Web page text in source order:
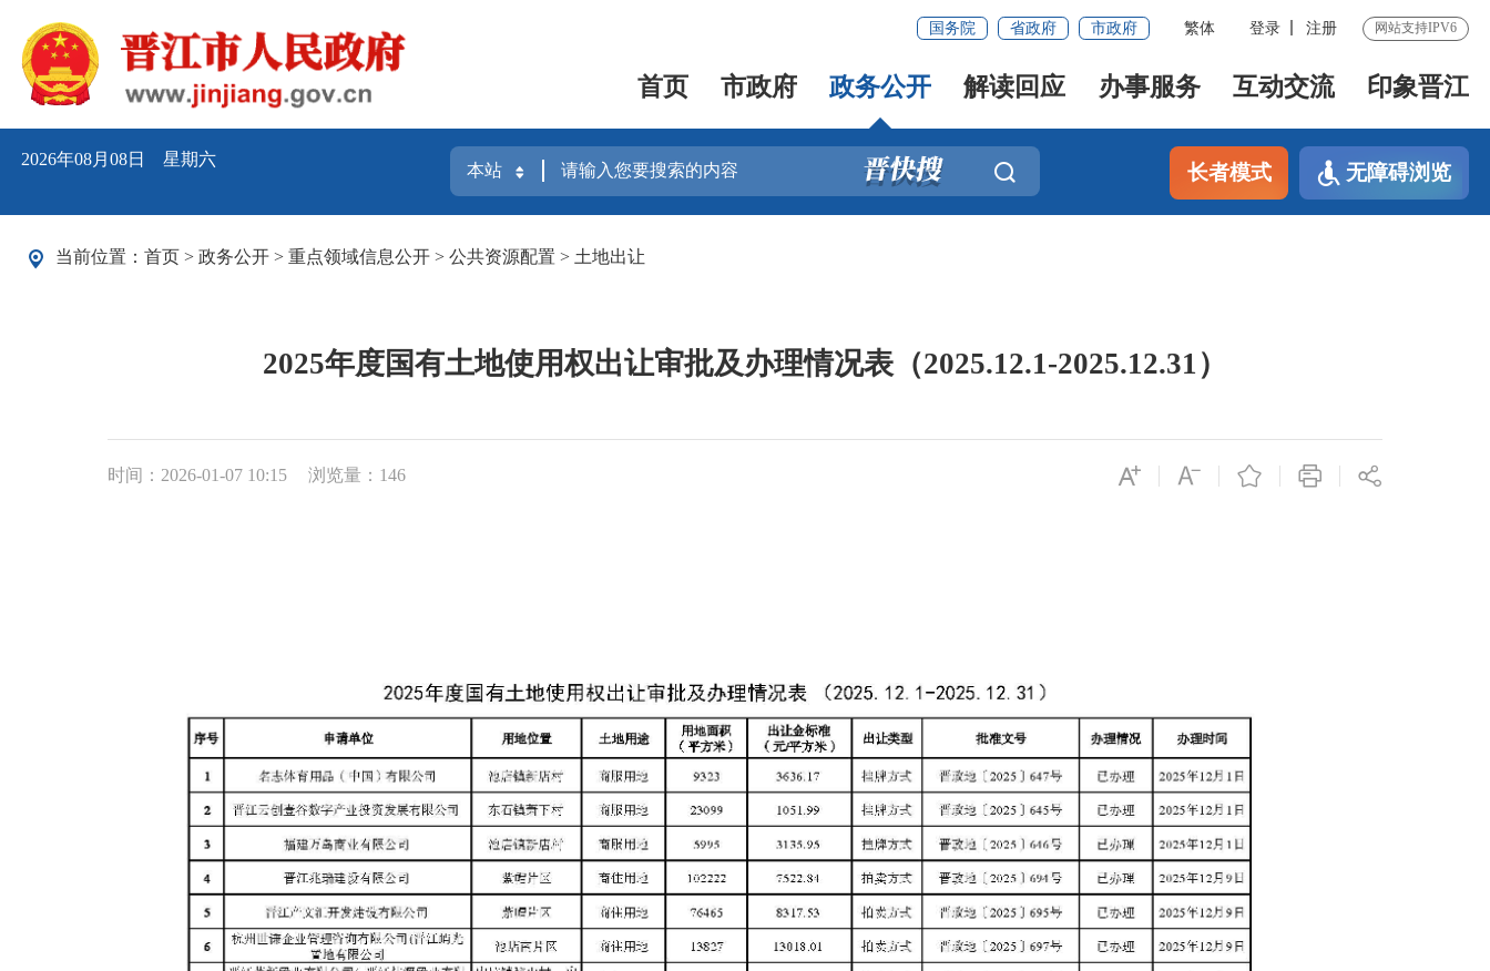
国务院 省政府 市政府 繁体 登录 注册 网站支持IPV6
首页 市政府 政务公开 解读回应 办事服务 互动交流 印象晋江
2026年08月08日 星期六
长者模式 无障碍浏览
当前位置： 首页 > 政务公开 > 重点领域信息公开 > 公共资源配置 > 土地出让
2025年度国有土地使用权出让审批及办理情况表（2025.12.1-2025.12.31）
时间：2026-01-07 10:15 浏览量： 146